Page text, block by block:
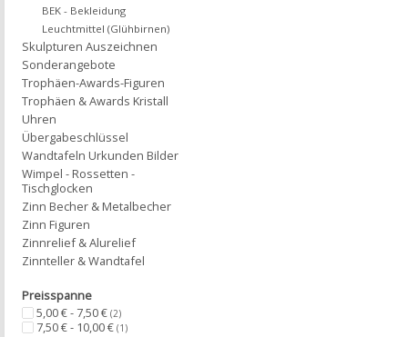
BEK - Bekleidung
Leuchtmittel (Glühbirnen)
Skulpturen Auszeichnen
Sonderangebote
Trophäen-Awards-Figuren
Trophäen & Awards Kristall
Uhren
Übergabeschlüssel
Wandtafeln Urkunden Bilder
Wimpel - Rossetten -
Tischglocken
Zinn Becher & Metalbecher
Zinn Figuren
Zinnrelief & Alurelief
Zinnteller & Wandtafel
Preisspanne
5,00 € - 7,50 € (2)
7,50 € - 10,00 € (1)